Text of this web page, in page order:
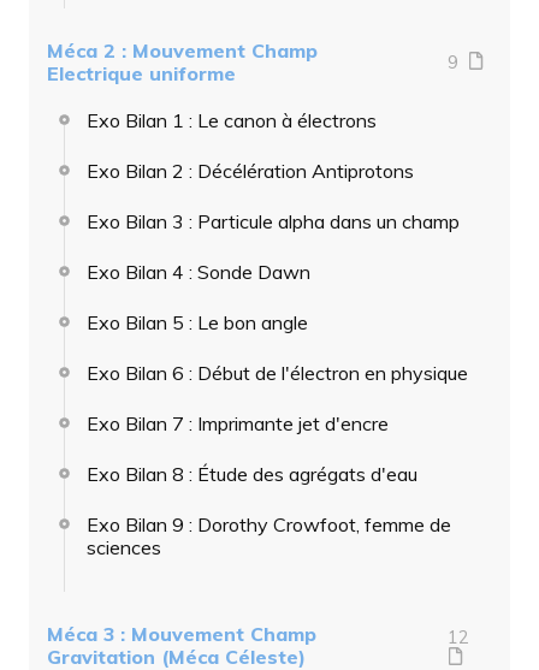
Méca 2 : Mouvement Champ
Electrique uniforme
9
Exo Bilan 1 : Le canon à électrons
Exo Bilan 2 : Décélération Antiprotons
Exo Bilan 3 : Particule alpha dans un champ
Exo Bilan 4 : Sonde Dawn
Exo Bilan 5 : Le bon angle
Exo Bilan 6 : Début de l'électron en physique
Exo Bilan 7 : Imprimante jet d'encre
Exo Bilan 8 : Étude des agrégats d'eau
Exo Bilan 9 : Dorothy Crowfoot, femme de
sciences
Méca 3 : Mouvement Champ
Gravitation (Méca Céleste)
12